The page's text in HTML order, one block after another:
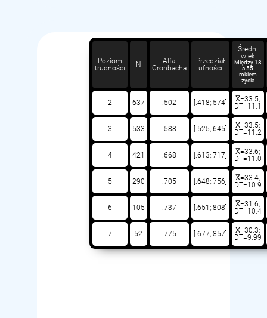
Poziom
trudności
N
Alfa
Cronbacha
Przedział
ufności
Średni
wiek
Między 18
a 55
rokiem
życia
2 637 .502 [.418;.574]
X̅=33.5;
DT=11.1
3 533 .588 [.525;.645]
X̅=33.5;
DT=11.2
4 421 .668 [.613;.717]
X̅=33.6;
DT=11.0
5 290 .705 [.648;.756]
X̅=33.4;
DT=10.9
6 105 .737 [.651;.808]
X̅=31.6;
DT=10.4
7 52 .775 [.677;.857]
X̅=30.3;
DT=9.99